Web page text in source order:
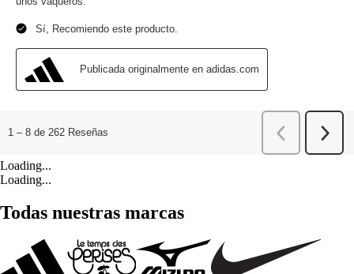
Loading...
Loading...
Todas nuestras marcas